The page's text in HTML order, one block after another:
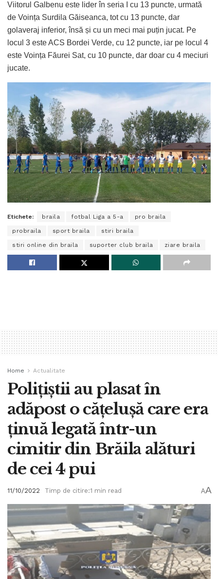
Viitorul Galbenu este lider în seria I cu 13 puncte, urmată
de Voința Surdila Găiseanca, tot cu 13 puncte, dar
golaveraj inferior, însă și cu un meci mai puțin jucat. Pe
locul 3 este ACS Bordei Verde, cu 12 puncte, iar pe locul 4
este Voința Făurei Sat, cu 10 puncte, dar doar cu 4 meciuri
jucate.
Etichete: braila fotbal Liga a 5-a pro braila
probraila sport braila stiri braila
stiri online din braila suporter club braila ziare braila
Home Actualitate
Polițiștii au plasat în
adăpost o cățelușă care era
ținuă legată într-un
cimitir din Brăila alături
de cei 4 pui
11/10/2022 Timp de citire:1 min read AA